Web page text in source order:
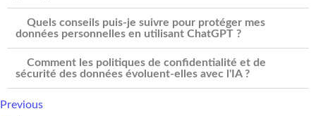
Quels conseils puis-je suivre pour protéger mes
données personnelles en utilisant ChatGPT ?
Comment les politiques de confidentialité et de
sécurité des données évoluent-elles avec l'IA ?
Previous